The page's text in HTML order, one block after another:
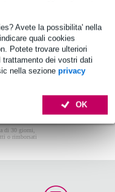
Avete la possibilita' nella
quali cookies
Potete trovare ulteriori
dei vostri dati
nella sezione privacy
OK
di 30 giorni,
o rimborsati